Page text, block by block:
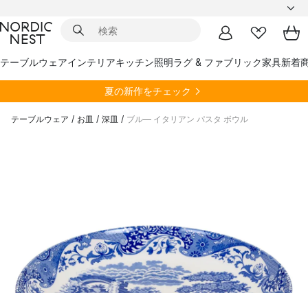
テーブルウェアインテリアキッチン照明ラグ & ファブリック家具新着
夏の新作をチェック
テーブルウェア / お皿 / 深皿 / ブル― イタリアン パスタ ボウル